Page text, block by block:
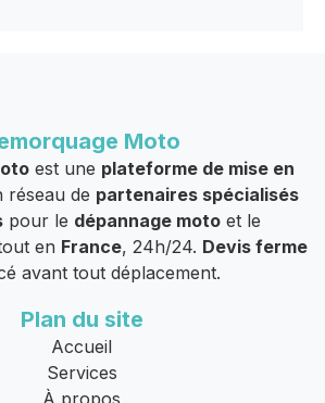
Moto
est une plateforme de mise en
réseau de partenaires spécialisés
pour le dépannage moto et le
en France, 24h/24. Devis ferme
avant tout déplacement.
Plan du site
Accueil
Services